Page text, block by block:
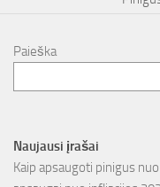
Paieška
Naujausi įrašai
Kaip apsaugoti pinigus